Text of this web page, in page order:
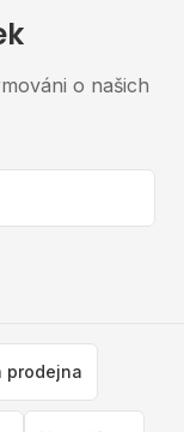
o našich
prodejna